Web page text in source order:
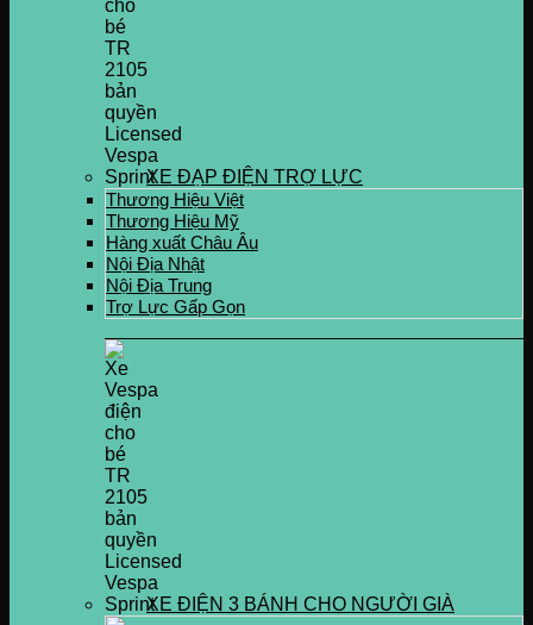
XE ĐẠP ĐIỆN TRỢ LỰC
Thương Hiệu Việt
Thương Hiệu Mỹ
Hàng xuất Châu Âu
Nội Địa Nhật
Nội Địa Trung
Trợ Lực Gấp Gọn
XE ĐIỆN 3 BÁNH CHO NGƯỜI GIÀ